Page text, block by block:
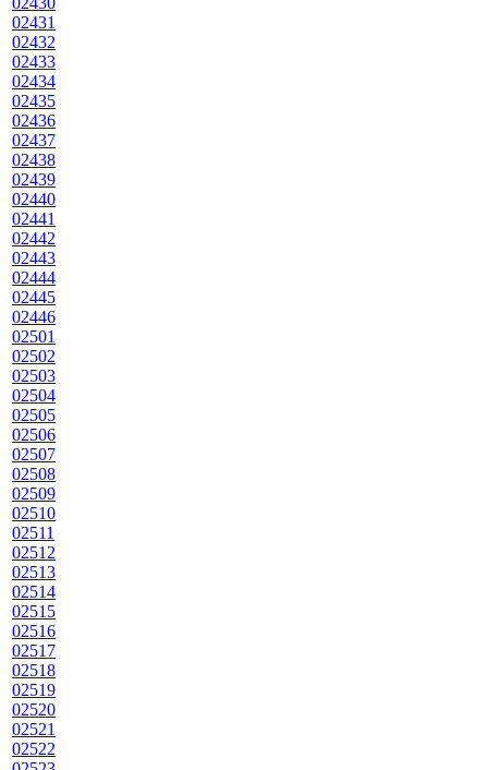
02431
02432
02433
02434
02435
02436
02437
02438
02439
02440
02441
02442
02443
02444
02445
02446
02501
02502
02503
02504
02505
02506
02507
02508
02509
02510
02511
02512
02513
02514
02515
02516
02517
02518
02519
02520
02521
02522